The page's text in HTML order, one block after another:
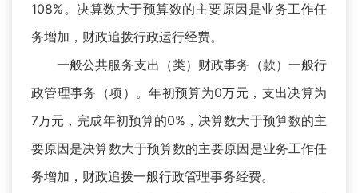
108%。决算数大于预算数的主要原因是业务工作任
务增加，财政追拨行政运行经费。
一般公共服务支出（类）财政事务（款）一般行
政管理事务（项）。年初预算为0万元，支出决算为
7万元，完成年初预算的0%，决算数大于预算数的主
要原因是决算数大于预算数的主要原因是业务工作任
务增加，财政追拨一般行政管理事务经费。